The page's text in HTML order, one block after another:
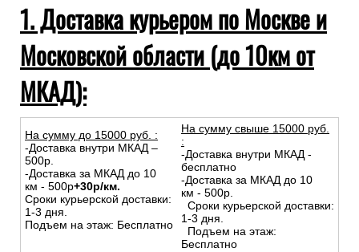
1. Доставка курьером по Москве и
Московской области (до 10км от
МКАД):
На сумму до 15000 руб. :
-Доставка внутри МКАД –
500р.
-Доставка за МКАД до 10
км - 500р+30р/км.
Сроки курьерской доставки:
1-3 дня.
Подъем на этаж: Бесплатно
На сумму свыше 15000 руб.
:
-Доставка внутри МКАД -
бесплатно
-Доставка за МКАД до 10
км - 500р.
Сроки курьерской доставки:
1-3 дня.
Подъем на этаж:
Бесплатно